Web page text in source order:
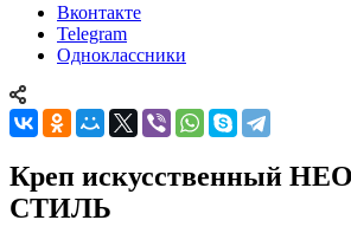
Вконтакте
Telegram
Одноклассники
Креп искусственный
СТИЛЬ